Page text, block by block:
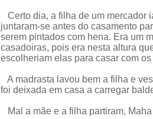
Certo dia, a filha de um mercador
juntaram-se antes do casamento
serem pintados com hena. Era um
casadoiras, pois era nesta altura
escolheriam elas para casar com
A madrasta lavou bem a filha e
foi deixada em casa a carregar
Mal a mãe e a filha partiram,